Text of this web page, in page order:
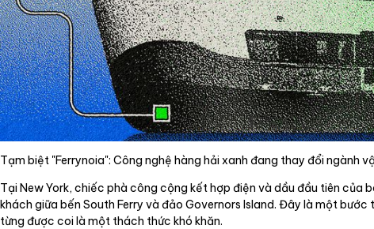
Tạm biệt "Ferrynoia": Công nghệ hàng hải xanh đang thay đổi ngành
Tại New York, chiếc phà công cộng kết hợp điện và dầu đầu tiên của
khách giữa bến South Ferry và đảo Governors Island. Đây là một
từng được coi là một thách thức khó khăn.